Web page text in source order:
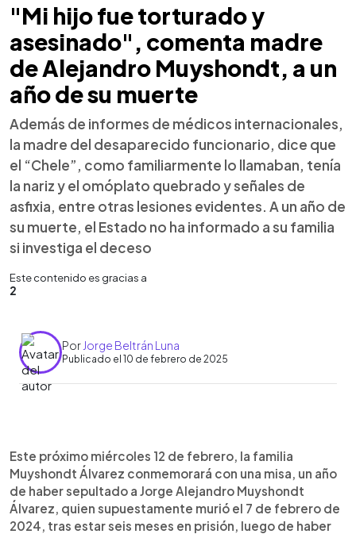
"Mi hijo fue torturado y
asesinado", comenta madre
de Alejandro Muyshondt, a un
año de su muerte
Además de informes de médicos internacionales,
la madre del desaparecido funcionario, dice que
el “Chele”, como familiarmente lo llamaban, tenía
la nariz y el omóplato quebrado y señales de
asfixia, entre otras lesiones evidentes. A un año de
su muerte, el Estado no ha informado a su familia
si investiga el deceso
Este contenido es gracias a
2
Por Jorge Beltrán Luna
Publicado el 10 de febrero de 2025
► Escuchar artículo
Este próximo miércoles 12 de febrero, la familia
Muyshondt Álvarez conmemorará con una misa, un año
de haber sepultado a Jorge Alejandro Muyshondt
Álvarez, quien supuestamente murió el 7 de febrero de
2024, tras estar seis meses en prisión, luego de haber